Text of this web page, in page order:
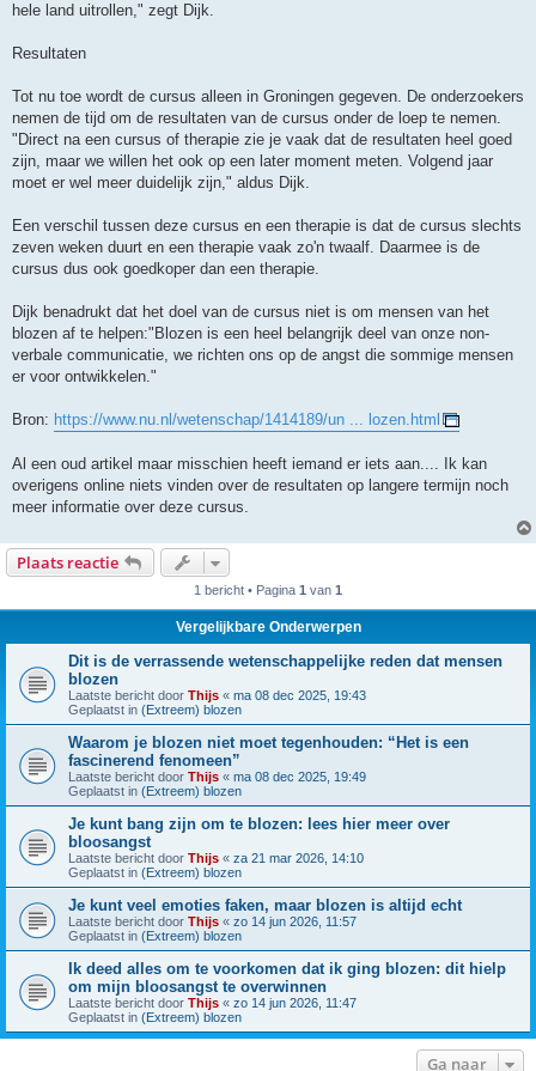
hele land uitrollen," zegt Dijk.
Resultaten
Tot nu toe wordt de cursus alleen in Groningen gegeven. De onderzoekers
nemen de tijd om de resultaten van de cursus onder de loep te nemen.
"Direct na een cursus of therapie zie je vaak dat de resultaten heel goed
zijn, maar we willen het ook op een later moment meten. Volgend jaar
moet er wel meer duidelijk zijn," aldus Dijk.
Een verschil tussen deze cursus en een therapie is dat de cursus slechts
zeven weken duurt en een therapie vaak zo'n twaalf. Daarmee is de
cursus dus ook goedkoper dan een therapie.
Dijk benadrukt dat het doel van de cursus niet is om mensen van het
blozen af te helpen:"Blozen is een heel belangrijk deel van onze non-
verbale communicatie, we richten ons op de angst die sommige mensen
er voor ontwikkelen."
Bron: https://www.nu.nl/wetenschap/1414189/un ... lozen.html
Al een oud artikel maar misschien heeft iemand er iets aan.... Ik kan
overigens online niets vinden over de resultaten op langere termijn noch
meer informatie over deze cursus.
Plaats reactie
1 bericht • Pagina 1 van 1
Vergelijkbare Onderwerpen
Dit is de verrassende wetenschappelijke reden dat mensen
blozen
Laatste bericht door Thijs « ma 08 dec 2025, 19:43
Geplaatst in (Extreem) blozen
Waarom je blozen niet moet tegenhouden: “Het is een
fascinerend fenomeen”
Laatste bericht door Thijs « ma 08 dec 2025, 19:49
Geplaatst in (Extreem) blozen
Je kunt bang zijn om te blozen: lees hier meer over
bloosangst
Laatste bericht door Thijs « za 21 mar 2026, 14:10
Geplaatst in (Extreem) blozen
Je kunt veel emoties faken, maar blozen is altijd echt
Laatste bericht door Thijs « zo 14 jun 2026, 11:57
Geplaatst in (Extreem) blozen
Ik deed alles om te voorkomen dat ik ging blozen: dit hielp
om mijn bloosangst te overwinnen
Laatste bericht door Thijs « zo 14 jun 2026, 11:47
Geplaatst in (Extreem) blozen
Ga naar